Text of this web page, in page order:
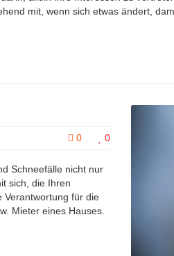
mit, wenn sich etwas ändert,
0 0
Schneefälle nicht nur
sich, die Ihren
Verantwortung für die
Mieter eines Hauses.